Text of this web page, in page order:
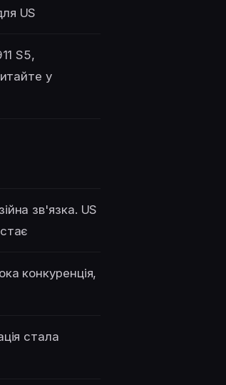
US
S5,
у
зв'язка. US
конкуренція,
стала